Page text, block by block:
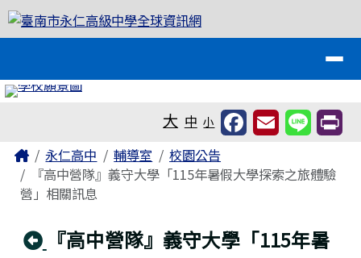
跳至主內容區
臺南市永仁高級中學全球資訊網
大 中 小
主內容區域
Home永仁高中 輔導室
校園公告
『高中營隊』義守大學「115年暑假大學探索之旅體驗
營」相關訊息
回上頁
『高中營隊』義守大學「115年暑
頁尾區域